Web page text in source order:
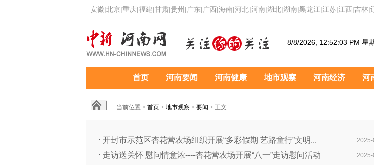
安徽|北京|重庆|福建|甘肃|贵州 |广东|广西|海南|河北|河南|湖北|湖南|黑龙江|江苏|江西|吉林|
8/8/2026, 12:52:03 PM 星
首页 河南要闻 河南健康 地市观察 河南经济 河
当前位置 > 首页 > 地市观察 > 要闻 > 正文
开封市示范区杏花营农场组织开展“多彩假期 艺路童行”文明... 2025-
走访送关怀 慰问情意浓----杏花营农场开展“八一”走访慰问活动 2025-